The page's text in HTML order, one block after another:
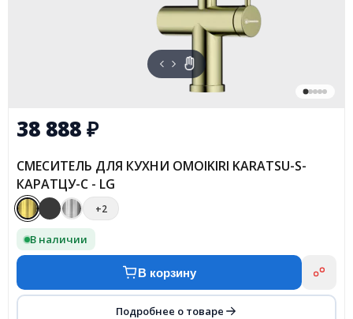
38 888₽
СМЕСИТЕЛЬ ДЛЯ КУХНИ OMOIKIRI KARATSU-S-
КАРАТЦУ-С - LG
+2
В наличии
В корзину
Подробнее о товаре